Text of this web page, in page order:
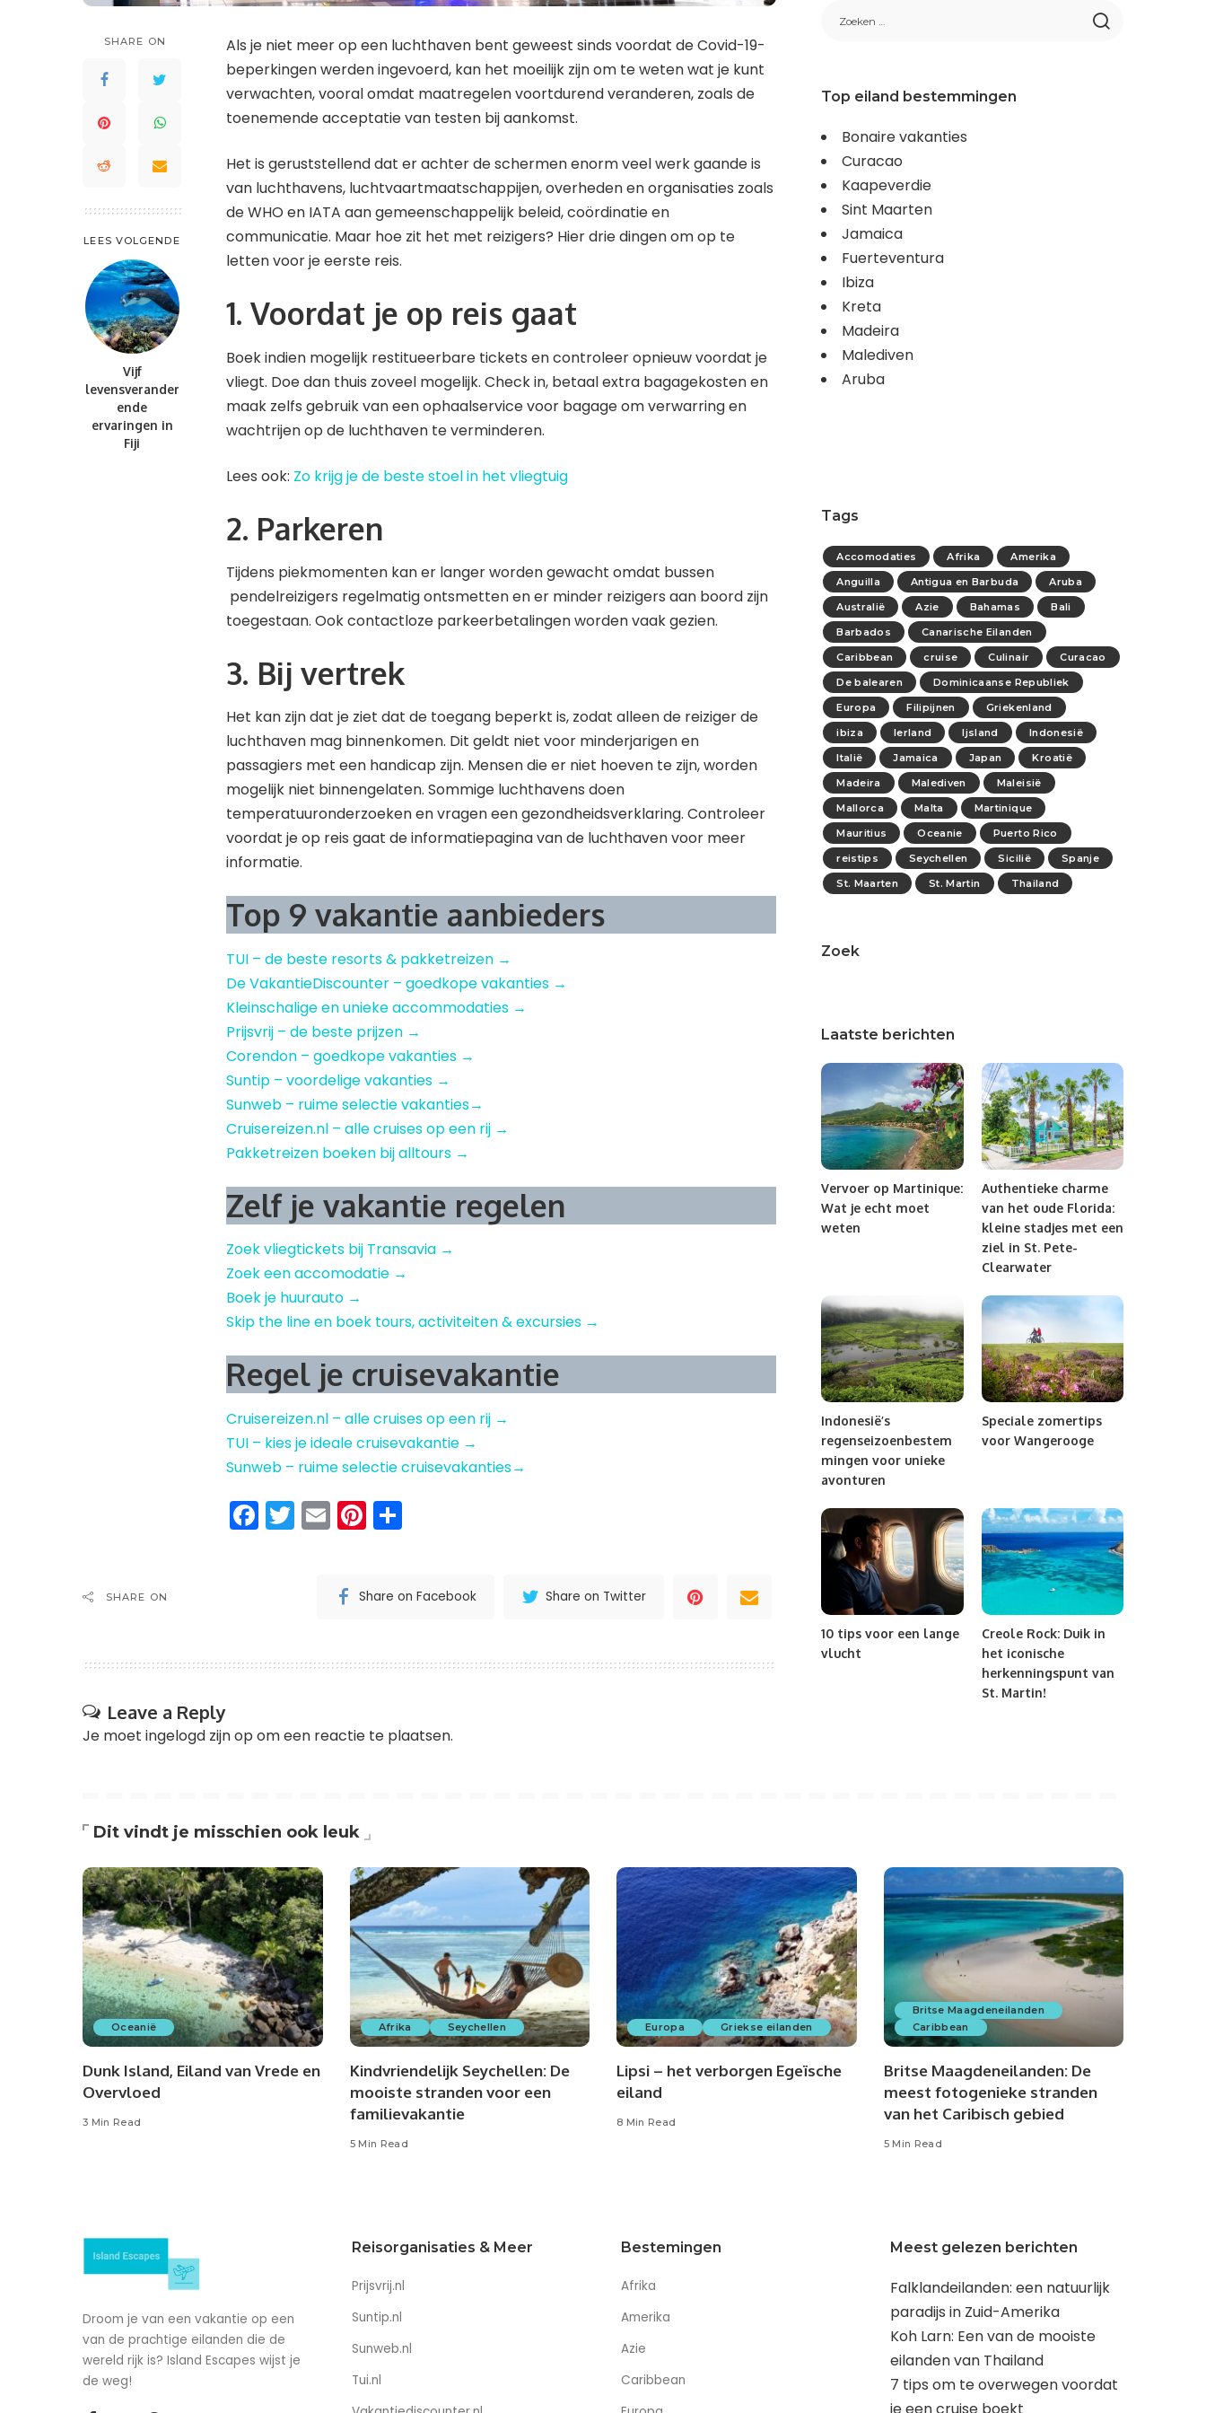
Saint-Barthélemy
St. Kitts en Nevis
Turks- en Caicoseilanden
Trinidad en Tobago
Turks- en Caicoseilanden
SHARE ON
LEES VOLGENDE
Vijf
levensverander
ende
ervaringen in
Fiji
Als je niet meer op een luchthaven bent geweest ​​sinds voordat de Covid-19-
beperkingen werden ingevoerd, kan het moeilijk zijn om te weten wat je kunt
verwachten, vooral omdat maatregelen voortdurend veranderen, zoals de
toenemende acceptatie van testen bij aankomst.
Het is geruststellend dat er achter de schermen enorm veel werk gaande is
van luchthavens, luchtvaartmaatschappijen, overheden en organisaties zoals
de WHO en IATA aan gemeenschappelijk beleid, coördinatie en
communicatie. Maar hoe zit het met reizigers? Hier drie dingen om op te
letten voor je eerste reis.
1. Voordat je op reis gaat
Boek indien mogelijk restitueerbare tickets en controleer opnieuw voordat je
vliegt. Doe dan thuis zoveel mogelijk. Check in, betaal extra bagagekosten en
maak zelfs gebruik van een ophaalservice voor bagage om verwarring en
wachtrijen op de luchthaven te verminderen.
Lees ook: Zo krijg je de beste stoel in het vliegtuig
2. Parkeren
Tijdens piekmomenten kan er langer worden gewacht omdat bussen
pendelreizigers regelmatig ontsmetten en er minder reizigers aan boord zijn
toegestaan. Ook contactloze parkeerbetalingen worden vaak gezien.
3. Bij vertrek
Het kan zijn dat je ziet dat de toegang beperkt is, zodat alleen de reiziger de
luchthaven mag binnenkomen. Dit geldt niet voor minderjarigen en
passagiers met een handicap zijn. Mensen die er niet hoeven te zijn, worden
mogelijk niet binnengelaten. Sommige luchthavens doen
temperatuuronderzoeken en vragen een gezondheidsverklaring. Controleer
voordat je op reis gaat de informatiepagina van de luchthaven voor meer
informatie.
Top 9 vakantie aanbieders
TUI – de beste resorts & pakketreizen →
De VakantieDiscounter – goedkope vakanties →
Kleinschalige en unieke accommodaties →
Prijsvrij – de beste prijzen →
Corendon – goedkope vakanties →
Suntip – voordelige vakanties →
Sunweb – ruime selectie vakanties→
Cruisereizen.nl – alle cruises op een rij →
Pakketreizen boeken bij alltours →
Zelf je vakantie regelen
Zoek vliegtickets bij Transavia →
Zoek een accomodatie →
Boek je huurauto →
Skip the line en boek tours, activiteiten & excursies →
Regel je cruisevakantie
Cruisereizen.nl – alle cruises op een rij →
TUI – kies je ideale cruisevakantie →
Sunweb – ruime selectie cruisevakanties→
Facebook
Twitter
EmailPinterest
SHARE ON Share on Facebook Share on Twitter
Leave a Reply
Je moet ingelogd zijn op om een reactie te plaatsen.
Top eiland bestemmingen
Bonaire vakanties
Curacao
Kaapeverdie
Sint Maarten
Jamaica
Fuerteventura
Ibiza
Kreta
Madeira
Malediven
Aruba
Tags
Accomodaties Afrika
Amerika
Anguilla
Antigua en Barbuda
Aruba
Australië
Azie Bahamas
Bali
Barbados
Canarische Eilanden
Caribbean
cruise Culinair
Curacao
De balearen
Dominicaanse Republiek
Europa
Filipijnen
Griekenland
ibiza
Ierland Ijsland
Indonesië
Italië
Jamaica Japan
Kroatië
Madeira
Malediven
Maleisië
Mallorca
Malta
Martinique
Mauritius
Oceanie
Puerto Rico
reistips
Seychellen Sicilië
Spanje
St. Maarten
St. Martin Thailand
Zoek
Laatste berichten
Vervoer op Martinique:
Wat je echt moet
weten
Authentieke charme
van het oude Florida:
kleine stadjes met een
ziel in St. Pete-
Clearwater
Indonesië’s
regenseizoenbestem
mingen voor unieke
avonturen
Speciale zomertips
voor Wangerooge
10 tips voor een lange
vlucht
Creole Rock: Duik in
het iconische
herkenningspunt van
St. Martin!
Dit vindt je misschien ook leuk
Oceanië
Dunk Island, Eiland van Vrede en
Overvloed
3 Min Read
Afrika Seychellen
Kindvriendelijk Seychellen: De
mooiste stranden voor een
familievakantie
5 Min Read
Europa Griekse eilanden
Lipsi – het verborgen Egeïsche
eiland
8 Min Read
Britse Maagdeneilanden
Caribbean
Britse Maagdeneilanden: De
meest fotogenieke stranden
van het Caribisch gebied
5 Min Read
Droom je van een vakantie op een
van de prachtige eilanden die de
wereld rijk is? Island Escapes wijst je
de weg!
Reisorganisaties & Meer
Prijsvrij.nl
Suntip.nl
Sunweb.nl
Tui.nl
Bestemingen
Afrika
Amerika
Azie
Caribbean
Meest gelezen berichten
Falklandeilanden: een natuurlijk
paradijs in Zuid-Amerika
Koh Larn: Een van de mooiste
eilanden van Thailand
7 tips om te overwegen voordat